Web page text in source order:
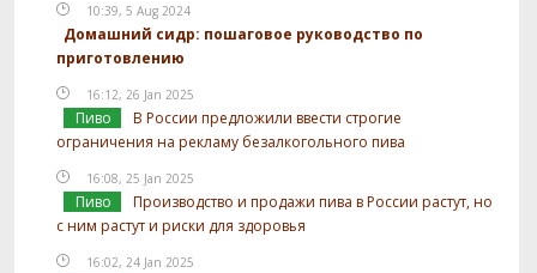
10:39, 5 Aug 2024
Домашний сидр: пошаговое руководство по
приготовлению
16:12, 26 Jan 2025
Пиво
В России предложили ввести строгие
ограничения на рекламу безалкогольного пива
16:08, 25 Jan 2025
Пиво
Производство и продажи пива в России растут, но
с ним растут и риски для здоровья
16:02, 24 Jan 2025